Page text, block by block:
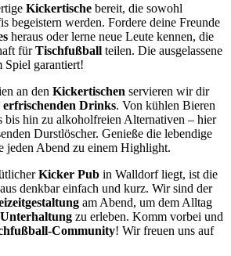
Kickertische bereit, die sowohl
begeistern werden. Fordere deine Freunde
heraus oder lerne neue Leute kennen, die
fürTischfußball teilen. Die ausgelassene
Spiel garantiert!
an den Kickertischen servieren wir dir
erfrischenden Drinks. Von kühlen Bieren
bis hin zu alkoholfreien Alternativen – hier
Durstlöscher. Genieße die lebendige
jeden Abend zu einem Highlight.
Kicker Pub in Walldorf liegt, ist die
aus denkbar einfach und kurz. Wir sind der
am Abend, um dem Alltag
Unterhaltung zu erleben. Komm vorbei und
Community! Wir freuen uns auf